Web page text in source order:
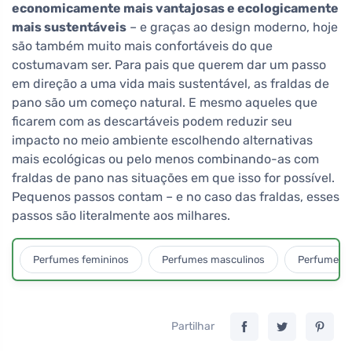
economicamente mais vantajosas e ecologicamente
mais sustentáveis – e graças ao design moderno, hoje
são também muito mais confortáveis do que
costumavam ser. Para pais que querem dar um passo
em direção a uma vida mais sustentável, as fraldas de
pano são um começo natural. E mesmo aqueles que
ficarem com as descartáveis podem reduzir seu
impacto no meio ambiente escolhendo alternativas
mais ecológicas ou pelo menos combinando-as com
fraldas de pano nas situações em que isso for possível.
Pequenos passos contam – e no caso das fraldas, esses
passos são literalmente aos milhares.
Perfumes femininos Perfumes masculinos Perfumes
Partilhar